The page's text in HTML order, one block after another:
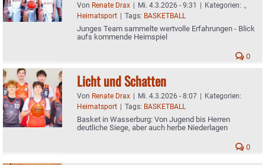
Von Renate Drax | Mi. 4.3.2026 - 9:31 | Kategorien: .,
Heimatsport | Tags: BASKETBALL
Junges Team sammelte wertvolle Erfahrungen - Blick
aufs kommende Heimspiel
0
Licht und Schatten
Von Renate Drax | Mi. 4.3.2026 - 8:07 | Kategorien:
Heimatsport | Tags: BASKETBALL
Basket in Wasserburg: Von Jugend bis Herren
deutliche Siege, aber auch herbe Niederlagen
0